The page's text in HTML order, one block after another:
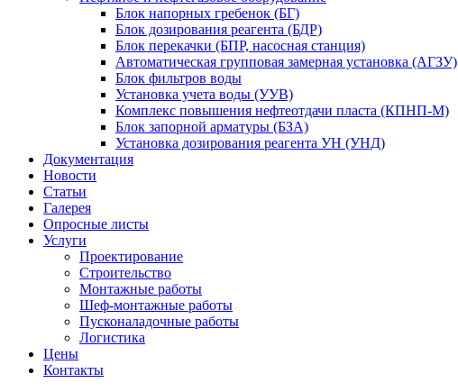
Блок напорных гребенок (БГ)
Блок дозирования реагента (БДР)
Блок перекачки (БПР, насосная станция)
Автоматическая групповая замерная установка (АГЗУ)
Блок фильтров воды
Установка учета воды (УУВ)
Комплекс повышения нефтеотдачи пласта (КПНП-М)
Блок запорной арматуры (БЗА)
Установка дозирования реагента УН (УНД)
Документация
Новости
Статьи
Галерея
Опросные листы
Услуги
Проектирование
Строительство
Монтажные работы
Шеф-монтажные работы
Пусконаладочные работы
Логистика
Цены
Контакты